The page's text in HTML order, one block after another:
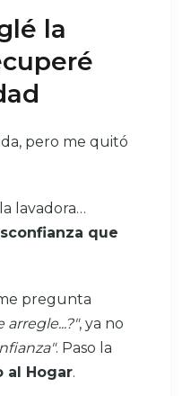
la
pero me quitó
lavadora…
que
pregunta
arregle...?", ya no
. Paso la
al Hogar.